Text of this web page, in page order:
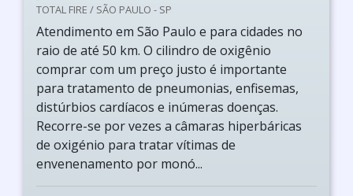
TOTAL FIRE / SÃO PAULO - SP
Atendimento em São Paulo e para cidades no
raio de até 50 km. O cilindro de oxigênio
comprar com um preço justo é importante
para tratamento de pneumonias, enfisemas,
distúrbios cardíacos e inúmeras doenças.
Recorre-se por vezes a câmaras hiperbáricas
de oxigénio para tratar vítimas de
envenenamento por monó...